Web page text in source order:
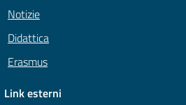
Notizie
Didattica
Erasmus
Link esterni